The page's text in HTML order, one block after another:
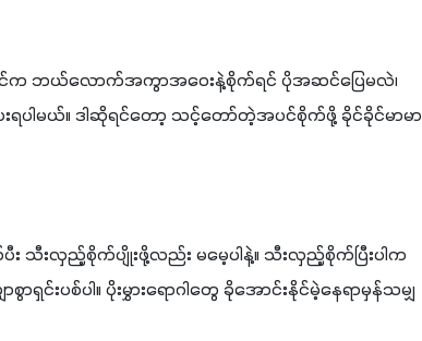
ဘယ်လောက်အကွာအဝေးနဲ့စိုက်ရင် ပိုအဆင်ပြေမလဲ၊
မယ်။ ဒါဆိုရင်တော့ သင့်တော်တဲ့အပင်စိုက်ဖို့ ခိုင်ခိုင်မာမာ
း သီးလှည့်စိုက်ပျိုးဖို့လည်း မမေ့ပါနဲ့။ သီးလှည့်စိုက်ပြီးပါက
းပစ်ပါ။ ပိုးမွှားရောဂါတွေ ခိုအောင်းနိုင်မဲ့နေရာမှန်သမျှ